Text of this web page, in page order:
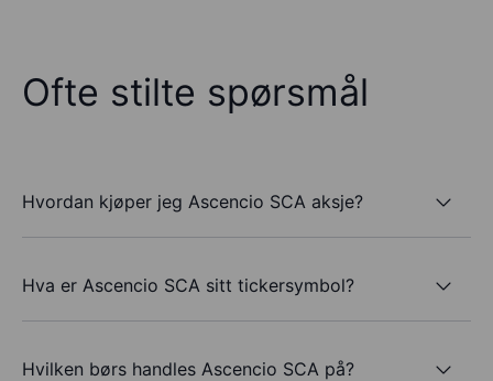
Ofte stilte spørsmål
Hvordan kjøper jeg Ascencio SCA aksje?
Hva er Ascencio SCA sitt tickersymbol?
Hvilken børs handles Ascencio SCA på?